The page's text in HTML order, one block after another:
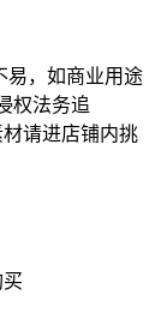
易，如商业用途
权法务追
进店铺内挑